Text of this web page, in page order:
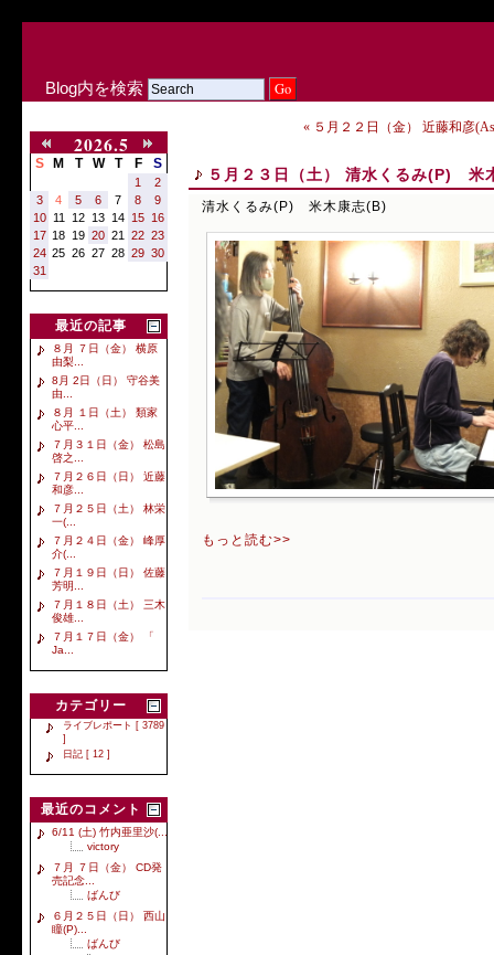
Blog内を検索
2026.5
S M T W T F S
1
2
3
4 5 6 7 8
9
10 11 12 13 14 15 16
17 18 19 20 21 22 23
24 25 26 27 28 29 30
31
最近の記事
８月 ７日（金） 横原
由梨...
8月 2日（日） 守谷美
由...
８月 １日（土） 類家
心平...
７月３１日（金） 松島
啓之...
７月２６日（日） 近藤
和彦...
７月２５日（土） 林栄
一(...
７月２４日（金） 峰厚
介(...
７月１９日（日） 佐藤
芳明...
７月１８日（土） 三木
俊雄...
７月１７日（金） 「
Ja...
カテゴリー
ライブレポート [ 3789
]
日記 [ 12 ]
最近のコメント
6/11 (土) 竹内亜里沙(...
victory
７月 ７日（金） CD発
売記念...
ばんび
６月２５日（日） 西山
瞳(P)...
ばんび
« ５月２２日（金） 近藤和彦
５月２３日（土） 清水くるみ(P) 米
清水くるみ(P) 米木康志(B)
もっと読む>>